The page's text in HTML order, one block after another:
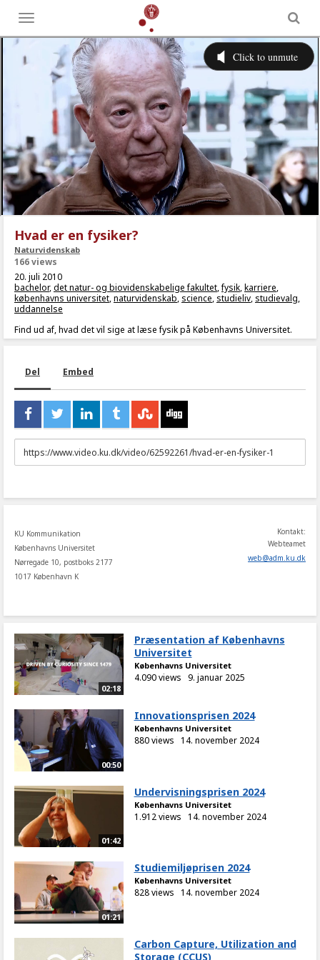
Toggle
menu
Hvad er en fysiker?
Naturvidenskab
166 views
20. juli 2010
bachelor,det natur- og biovidenskabelige fakultet,fysik,karriere,
københavns universitet,naturvidenskab, science, studieliv, studievalg,
uddannelse
Find ud af, hvad det vil sige at læse fysik på Københavns Universitet.
Del Embed
URL
to
KU Kommunikation
Københavns Universitet
Nørregade 10, postboks 2177
1017 København K
Kontakt:
Webteamet
web@adm.ku.dk
02:18
Præsentation af Københavns
Universitet
Københavns Universitet
4.090 views 9. januar 2025
00:50
Innovationsprisen 2024
Københavns Universitet
880 views 14. november 2024
01:42
Undervisningsprisen 2024
Københavns Universitet
1.912 views 14. november 2024
01:21
Studiemiljøprisen 2024
Københavns Universitet
828 views 14. november 2024
Carbon Capture, Utilization and
Storage (CCUS)